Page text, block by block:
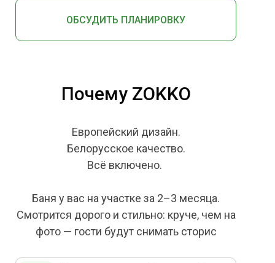
ОБСУДИТЬ ПЛАНИРОВКУ
Европейский дизайн.
Белорусское качество.
Всё включено.
Баня у вас на участке за 2–3 месяца.
Смотрится дорого и стильно: круче, чем на
фото — гости будут снимать сторис
Почему ZOKKO